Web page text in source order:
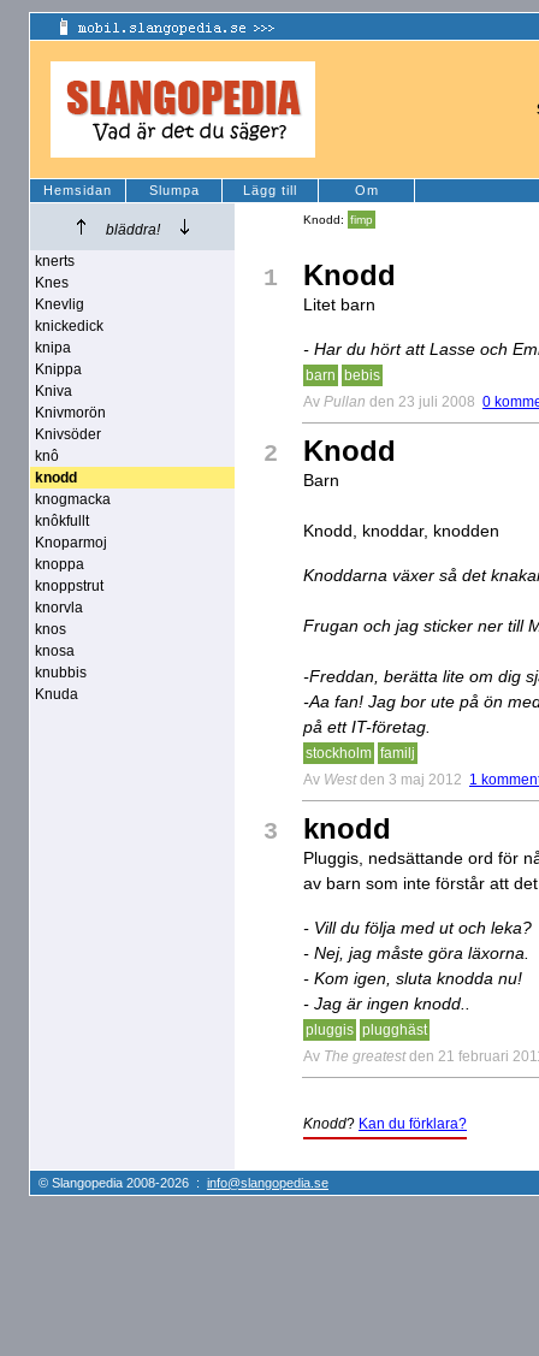
Hemsidan Slumpa Lägg till Om
bläddra!
knerts
Knes
Knevlig
knickedick
knipa
Knippa
Kniva
Knivmorön
Knivsöder
knô
knodd
knogmacka
knôkfullt
Knoparmoj
knoppa
knoppstrut
knorvla
knos
knosa
knubbis
Knuda
Knodd: fimp
1 Knodd
Litet barn
- Har du hört att Lasse och
barn
bebis
Av Pullan den 23 juli 2008 0
2 Knodd
Barn
Knodd, knoddar, knodden
Knoddarna växer så det
Frugan och jag sticker ner till
-Freddan, berätta lite om dig
-Aa fan! Jag bor ute på ön
på ett IT-företag.
stockholm familj
Av West den 3 maj 2012 1
3 knodd
Pluggis, nedsättande ord för
av barn som inte förstår att
- Vill du följa med ut och leka?
- Nej, jag måste göra läxorna.
- Kom igen, sluta knodda nu!
- Jag är ingen knodd..
pluggis plugghäst
Av The greatest den 21 februari
Knodd? Kan du förklara?
© Slangopedia 2008-2026 : info@slangopedia.se